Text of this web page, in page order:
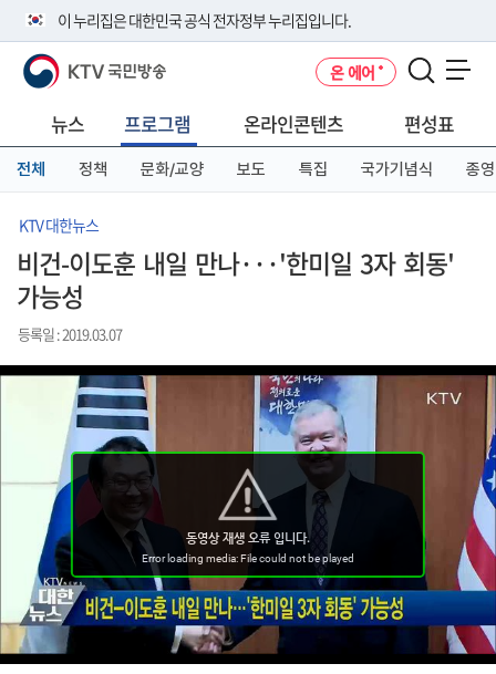
이 누리집은 대한민국 공식 전자정부 누리집입니다.
공식 누리집 주소 확인하기
니다.
이밖에 or.kr 또는 .kr등 다른 도메인 주소를 사용하고 있다면 아래 URL에
서 도메인 주소를 확인해 보세요
KTV 국민방송 온 에어
뉴스 프로그램 온라인콘텐츠 편성표
전체 정책 문화/교양 보도 특집 국가기념식 종영
KTV 대한뉴스
비건-이도훈 내일 만나···'한미일 3자 회동'
가능성
등록일 : 2019.03.07